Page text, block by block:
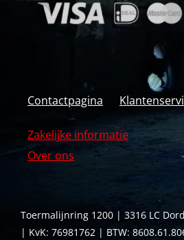
Contactpagina
Zakelijke informatie
Over ons
Toermalijnring 1200 | 3316 LC
| KvK: 76981762 | BTW: